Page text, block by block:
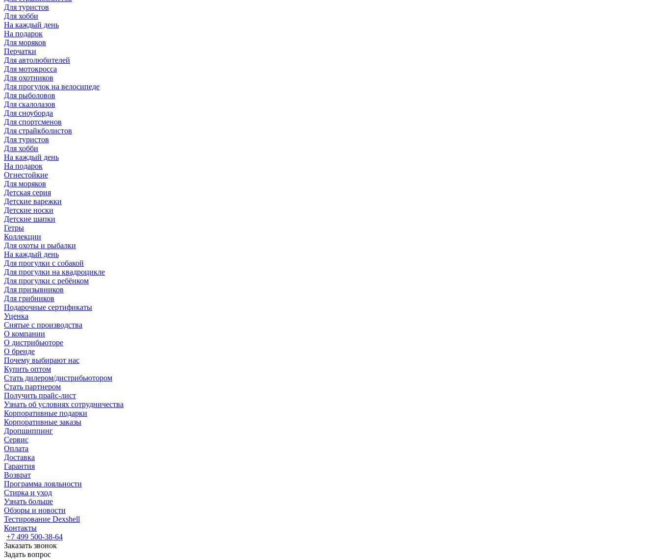
Для туристов
Для хобби
На каждый день
На подарок
Для моряков
Перчатки
Для автолюбителей
Для мотокросса
Для охотников
Для прогулок на велосипеде
Для рыболовов
Для скалолазов
Для сноуборда
Для спортсменов
Для страйкболистов
Для туристов
Для хобби
На каждый день
На подарок
Огнестойкие
Для моряков
Детская серия
Детские варежки
Детские носки
Детские шапки
Гетры
Коллекции
Для охоты и рыбалки
На каждый день
Для прогулки с собакой
Для прогулки на квадроцикле
Для прогулки с ребёнком
Для призывников
Для грибников
Подарочные сертификаты
Уценка
Снятые с производства
О компании
О дистрибьюторе
О бренде
Почему выбирают нас
Купить оптом
Стать дилером/дистрибьютором
Стать партнером
Получить прайс-лист
Узнать об условиях сотрудничества
Корпоративные подарки
Корпоративные заказы
Дропшиппинг
Сервис
Оплата
Доставка
Гарантия
Возврат
Программа лояльности
Стирка и уход
Узнать больше
Обзоры и новости
Тестирование Dexshell
Контакты
+7 499 500-38-64
Заказать звонок
Задать вопрос